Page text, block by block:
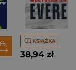
KSIĄŻKA
38,94 zł